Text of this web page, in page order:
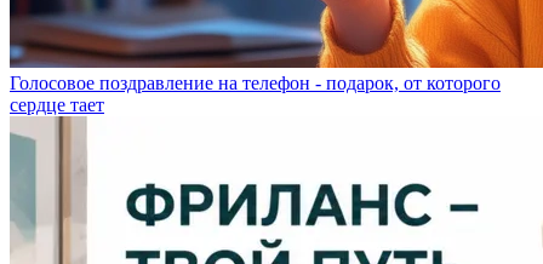
Голосовое поздравление на телефон - подарок, от которого
сердце тает